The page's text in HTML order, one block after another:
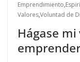
Emprendimiento,
Valores,Voluntad de
Hágase